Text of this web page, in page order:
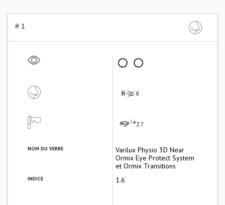
# 1
NOM DU VERRE
Varilux Physio 3D Near
Ormix Eye Protect System
et Ormix Transitions
INDICE 1.6